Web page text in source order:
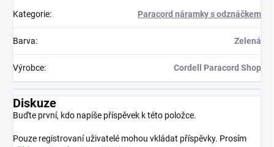
Kategorie: Paracord náramky s odznáčkem
Barva: Zelená
Výrobce: Cordell Paracord Shop
Diskuze
Buďte první, kdo napíše příspěvek k této položce.
Pouze registrovaní uživatelé mohou vkládat příspěvky. Prosím